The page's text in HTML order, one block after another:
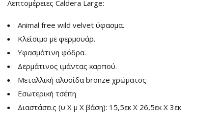
Λεπτομέρειες Caldera Large:
Animal free wild velvet ύφασμα.
Κλείσιμο με φερμουάρ.
Υφασμάτινη φόδρα.
Δερμάτινος ιμάντας καρπού.
Μεταλλική αλυσίδα bronze χρώματος
Εσωτερική τσέπη
Διαστάσεις (υ Χ μ Χ βάση): 15,5εκ Χ 26,5εκ Χ 3εκ